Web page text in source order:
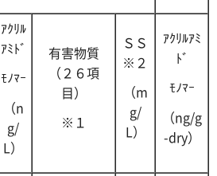
ｱｸﾘﾙ
ｱﾐﾄﾞ
ﾓﾉﾏｰ
（n
g/
L）
有害物質
（２６項
目）
※１
ＳＳ
※２
（m
g/
L）
ｱｸﾘﾙｱﾐ
ﾄﾞ
ﾓﾉﾏｰ
（ng/g
-dry）